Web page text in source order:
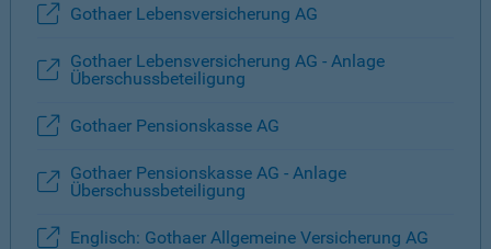
Gothaer Lebensversicherung AG
Gothaer Lebensversicherung AG - Anlage
Überschussbeteiligung
Gothaer Pensionskasse AG
Gothaer Pensionskasse AG - Anlage
Überschussbeteiligung
Englisch: Gothaer Allgemeine Versicherung AG